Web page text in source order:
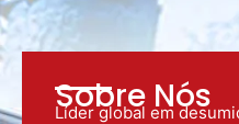
Sobre Nós
Líder global em